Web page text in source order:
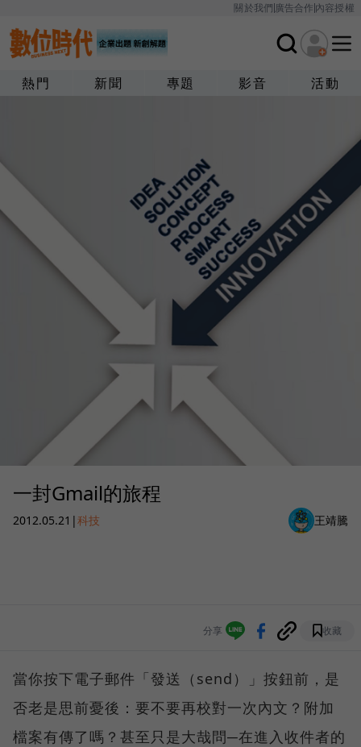
關於我們廣告合作內容授權
熱門 新聞 專題 影音 活動
一封Gmail的旅程
2012.05.21 |科技 王靖騰
分享 收藏
當你按下電子郵件「發送（send）」按鈕前，是
否老是思前憂後：要不要再校對一次內文？附加
檔案有傳了嗎？甚至只是大哉問─在進入收件者的